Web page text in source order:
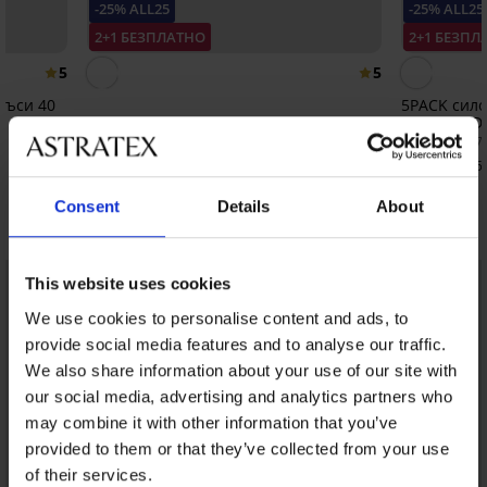
Consent Details About
This website uses cookies
We use cookies to personalise content and ads, to
provide social media features and to analyse our traffic.
We also share information about your use of our site with
our social media, advertising and analytics partners who
may combine it with other information that you’ve
provided to them or that they’ve collected from your use
of their services.
5
40
-25% ALL25
2+1 БЕЗПЛАТНО
5
3PACK бамбукови терлици Milena
12,99 €(25,41 лв.)
9,74 €(19,05 лв.) код: ALL25
-25% ALL25
2+1
5PACK
дълги 20
6,99 €(13,67
5,24 €
Открийте подобни артикули